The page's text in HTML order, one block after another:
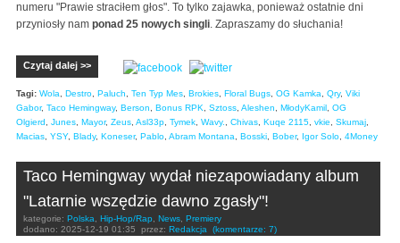
numeru "Prawie straciłem głos". To tylko zajawka, ponieważ ostatnie dni
przyniosły nam ponad 25 nowych singli. Zapraszamy do słuchania!
Czytaj dalej >>
Tagi: Wola Destro Paluch Ten Typ Mes Brokies Floral Bugs OG Kamka Qry, Viki
Gabor, Taco Hemingway, Berson Bonus RPK Sztoss Aleshen MłodyKamil OG
Olgierd
Junes Mayor, Zeus Asl33p Tymek Wavy. Chivas Kuqe 2115 vkie Skumaj
Macias YSY, Blady, Koneser, Pablo Abram Montana Bosski Bober, Igor Solo 4Money
Taco Hemingway wydał niezapowiadany album
"Latarnie wszędzie dawno zgasły"!
kategorie: Polska Hip-Hop/Rap News Premiery
dodano: 2025-12-19 01:35 przez: Redakcja (komentarze: 7)